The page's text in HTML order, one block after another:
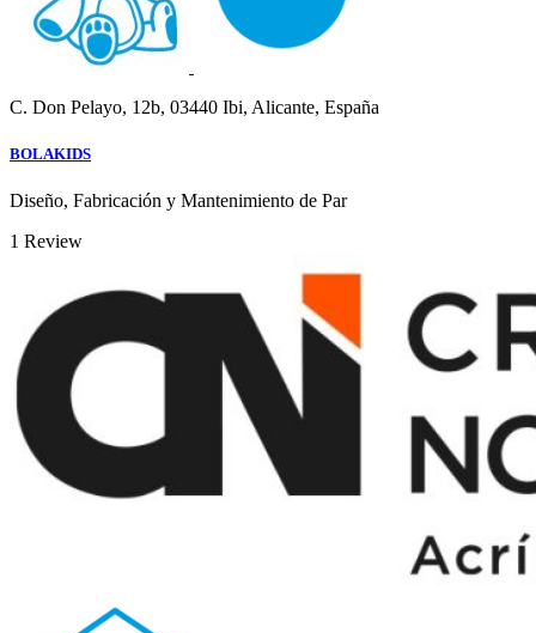
C. Don Pelayo, 12b, 03440 Ibi, Alicante, España
BOLAKIDS
Diseño, Fabricación y Mantenimiento de Par
1 Review